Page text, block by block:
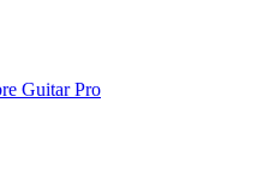
Guitar Pro